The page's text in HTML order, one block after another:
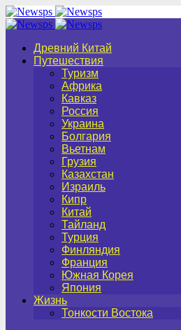
Древний Китай
Путешествия
Туризм
Африка
Кавказ
Россия
Украина
Болгария
Вьетнам
Грузия
Казахстан
Израиль
Кипр
Китай
Тайланд
Турция
Финляндия
Франция
Южная Корея
Япония
Жизнь
Тонкости Востока